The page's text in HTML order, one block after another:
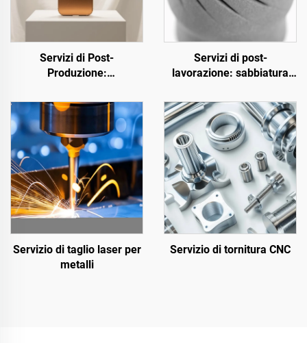
Servizi di Post-
Produzione:
dell'Alluminio
Servizi di post-
lavorazione: sabbiatura
Servizio di taglio laser per
metalli
Servizio di tornitura CNC